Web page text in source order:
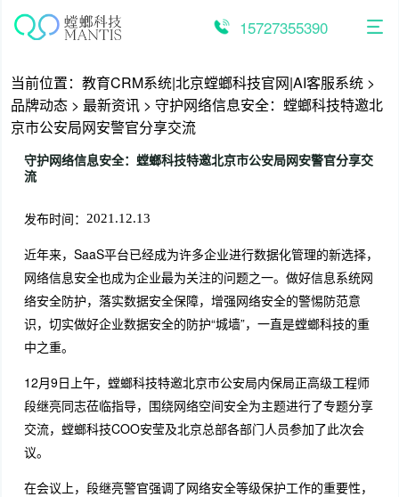
15727355390
当前位置： 教育CRM系统|北京螳螂科技官网|AI客服系统 >
品牌动态 > 最新资讯 > 守护网络信息安全：螳螂科技特邀北
京市公安局网安警官分享交流
守护网络信息安全：螳螂科技特邀北京市公安局网安警官分享交
流
发布时间： 2021.12.13
近年来，SaaS平台已经成为许多企业进行数据化管理的新选择，
网络信息安全也成为企业最为关注的问题之一。做好信息系统网
络安全防护，落实数据安全保障，增强网络安全的警惕防范意
识，切实做好企业数据安全的防护“城墙”，一直是螳螂科技的重
中之重。
12月9日上午，螳螂科技特邀北京市公安局内保局正高级工程师
段继亮同志莅临指导，围绕网络空间安全为主题进行了专题分享
交流，螳螂科技COO安莹及北京总部各部门人员参加了此次会
议。
在会议上，段继亮警官强调了网络安全等级保护工作的重要性，